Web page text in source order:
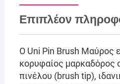
Επιπλέον
Ο Uni Pin Brush Μαύρος
κορυφαίος μαρκαδόρος
πινέλου (brush tip),